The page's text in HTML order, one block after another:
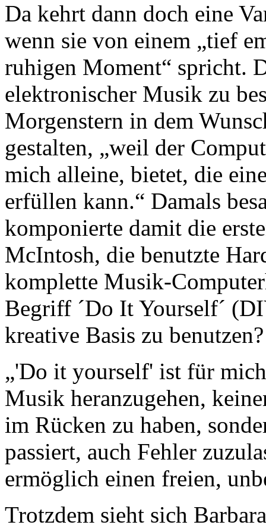
Da kehrt dann doch eine
wenn sie von einem „tief
ruhigen Moment“ spricht.
elektronischer Musik zu
Morgenstern in dem
gestalten, „weil der
mich alleine, bietet, die
erfüllen kann.“ Damals
komponierte damit die
McIntosh, die benutzte
komplette Musik-
Begriff ´Do It Yourself´
kreative Basis zu benutzen?
„'Do it yourself' ist für
Musik heranzugehen,
im Rücken zu haben,
passiert, auch Fehler
ermöglich einen freien,
Trotzdem sieht sich